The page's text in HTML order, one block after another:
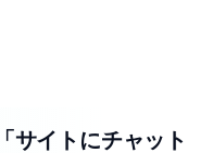
サイトにチャット